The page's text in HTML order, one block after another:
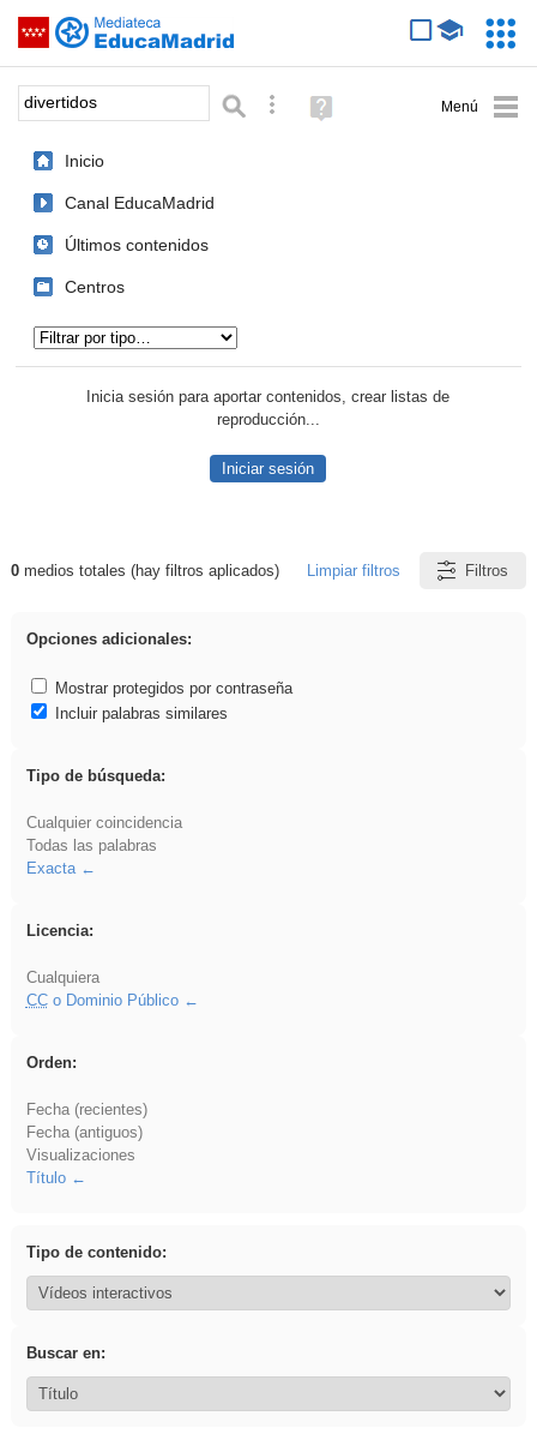
Saltar navegación
Palabra o frase: Búsqueda avanzada
Ayuda
(en
Inicio
Canal EducaMadrid
Últimos contenidos
Centros
Inicia sesión para aportar contenidos, crear listas de
reproducción...
Iniciar sesión
Resultados de: divertidos
0medios totales (hay filtros aplicados) Limpiar filtros Filtros
Opciones adicionales:
Mostrar protegidos por contraseña
Incluir palabras similares
Tipo de búsqueda:
Cualquier coincidencia
Todas las palabras
Exacta
Licencia:
Cualquiera
CCo Dominio Público
Orden:
Fecha (recientes)
Fecha (antiguos)
Visualizaciones
Título
Tipo de contenido:
Buscar en: